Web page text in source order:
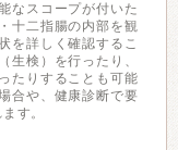
なスコープが付いた
十二指腸の内部を観
を詳しく確認するこ
生検）を行ったり、
たりすることも可能
合や、健康診断で要
す。